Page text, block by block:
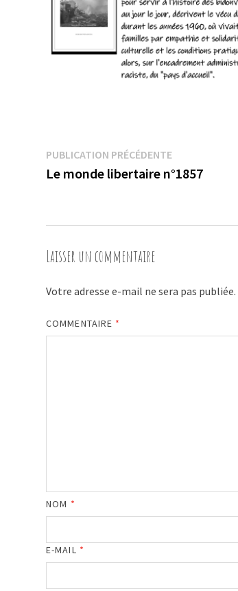
Navigation
de
PUBLICATION PRÉCÉDENTEPublication
précédente :
Le monde libertaire n°1857
Laisser un commentaire
Votre adresse e-mail ne sera pas publiée.
COMMENTAIRE *
NOM *
E-MAIL *